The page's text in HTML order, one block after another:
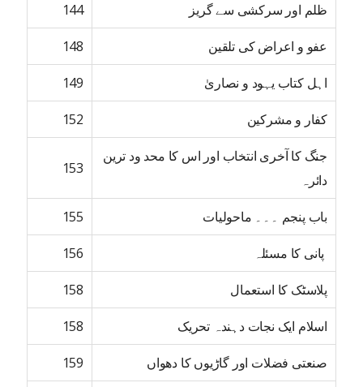
ظلم اور سرکشی سے گریز 144
عفو و اعراض کی تلقین 148
اہل کتاب یہود و نصاریٰ 149
کفار و مشرکین 152
جنگ کا آخری انتخاب اور اس کا محد ود ترین
دائرہ
153
باب پنجم ۔۔۔ ماحولیات 155
پانی کا مسئلہ 156
پلاسٹک کا استعمال 158
اسلام ایک نجات دہندہ تحریک 158
صنعتی فضلات اور گاڑیوں کا دھواں 159